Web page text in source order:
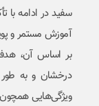
سفید در ادامه با
آموزش مستمر و
بر اساس آن، هدف
درخشان و به
ویژگی‌هایی همچون